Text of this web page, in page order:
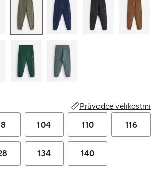
Průvodce velikostmi
104 110 116
134 140